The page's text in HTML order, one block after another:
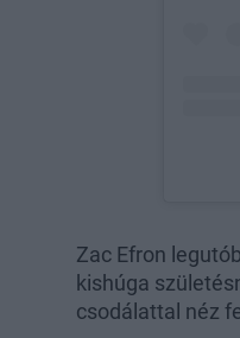
Zac Efron
kishúga
csodálattal néz